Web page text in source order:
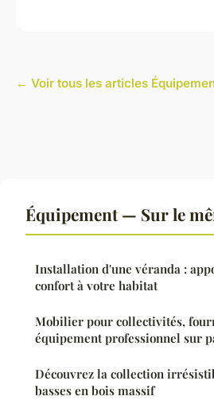
← Voir tous les articles
Équipement — Sur le
Installation d'une véranda :
confort à votre habitat
Mobilier pour collectivités,
équipement professionnel sur
Découvrez la collection
basses en bois massif